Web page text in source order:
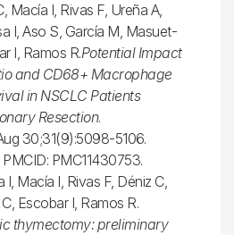
Macía I, Rivas F, Ureña A,
I, Aso S, García M, Masuet-
I, Ramos R.Potential Impact
and CD68+ Macrophage
in NSCLC Patients
Resection.
30;31(9):5098-5106.
PMC11430753.
I, Macía I, Rivas F, Déniz C,
Escobar I, Ramos R.
thymectomy: preliminary